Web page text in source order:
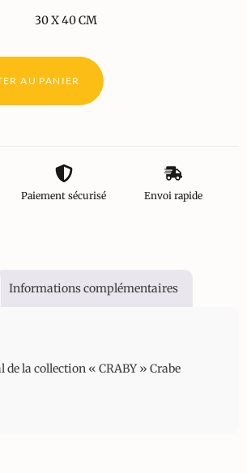
30 X 40 CM
AU PANIER
Paiement sécurisé Envoi rapide
Informations complémentaires
de la collection « CRABY » Crabe